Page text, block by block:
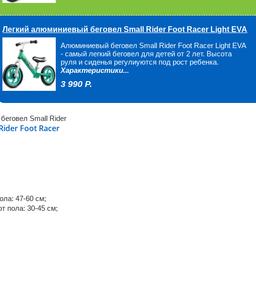
алюминиевого
счет
колес по
Small Rider
Foot Racer
47-60 см;
пола: 30-45 см;
Быстрый заказ
Оплатить товар в Регионах
можно при получении!
Легкий алюминиевый беговел Small Rider Foot Racer Light EVA
Алюминиевый беговел Small Rider Foot Racer Light EVA
- самый легкий беговел для детей от 2 лет. Высота
руля и сиденья регулиуются под рост ребенка.
Характеристики...
3 990 P.